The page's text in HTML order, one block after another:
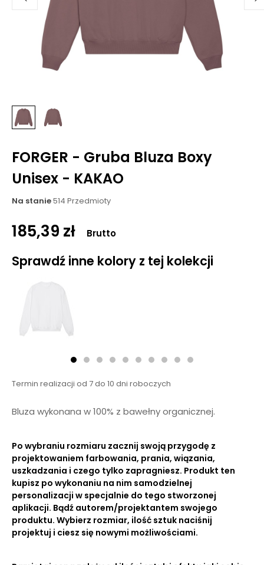
FORGER - Gruba Bluza Boxy
Unisex - KAKAO
Na stanie514 Przedmioty
185,39 zł Brutto
Sprawdź inne kolory z tej kolekcji
Termin realizacji od 7 do 10 dni roboczych
Bluza wykonana w 100% z bawełny organicznej.
Po wybraniu rozmiaru zacznij swoją przygodę z
projektowaniem farbowania, prania, wiązania,
uszkadzania i czego tylko zapragniesz. Produkt ten
kupisz po wykonaniu na nim samodzielnej
personalizacji w specjalnie do tego stworzonej
aplikacji. Bądź autorem/projektantem swojego
produktu. Wybierz rozmiar, ilość sztuk naciśnij
projektuj i ciesz się nowymi możliwościami.